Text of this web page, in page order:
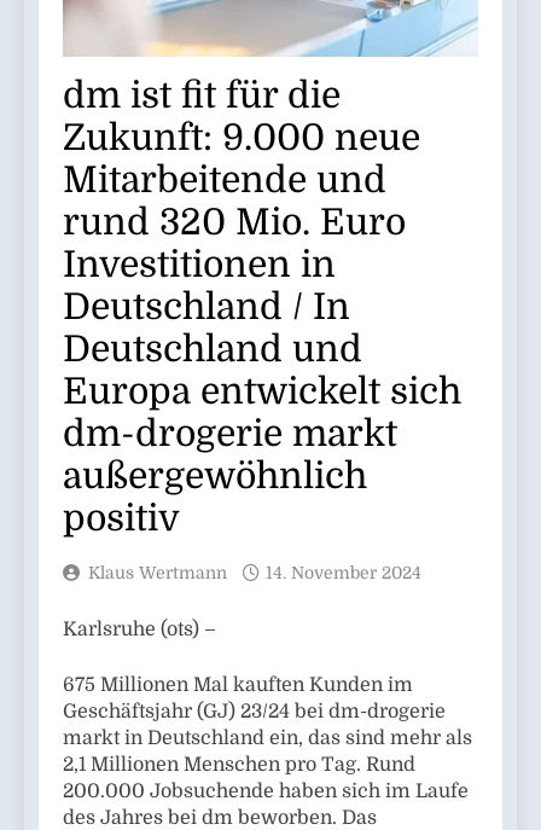
dm ist fit für die
Zukunft: 9.000 neue
Mitarbeitende und
rund 320 Mio. Euro
Investitionen in
Deutschland / In
Deutschland und
Europa entwickelt sich
dm-drogerie markt
außergewöhnlich
positiv
Klaus Wertmann 14. November 2024
Karlsruhe (ots) –
675 Millionen Mal kauften Kunden im
Geschäftsjahr (GJ) 23/24 bei dm-drogerie
markt in Deutschland ein, das sind mehr als
2,1 Millionen Menschen pro Tag. Rund
200.000 Jobsuchende haben sich im Laufe
des Jahres bei dm beworben. Das